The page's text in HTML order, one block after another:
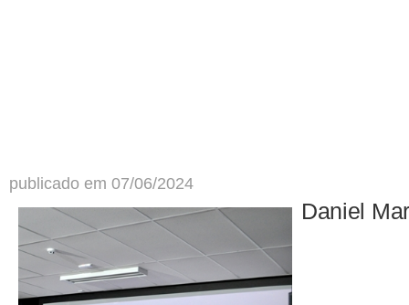
publicado em 07/06/2024
Daniel